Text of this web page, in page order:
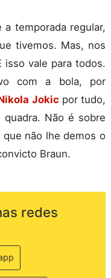
temporada regular,
tivemos. Mas, nos
isso vale para todos.
com a bola, por
Jokic por tudo,
Não é sobre
não lhe demos o
Braun.
redes